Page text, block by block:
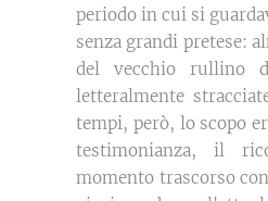
periodo in cui si
senza grandi pretese:
del vecchio rullino
letteralmente
tempi, però, lo scopo
testimonianza, il
momento trascorso